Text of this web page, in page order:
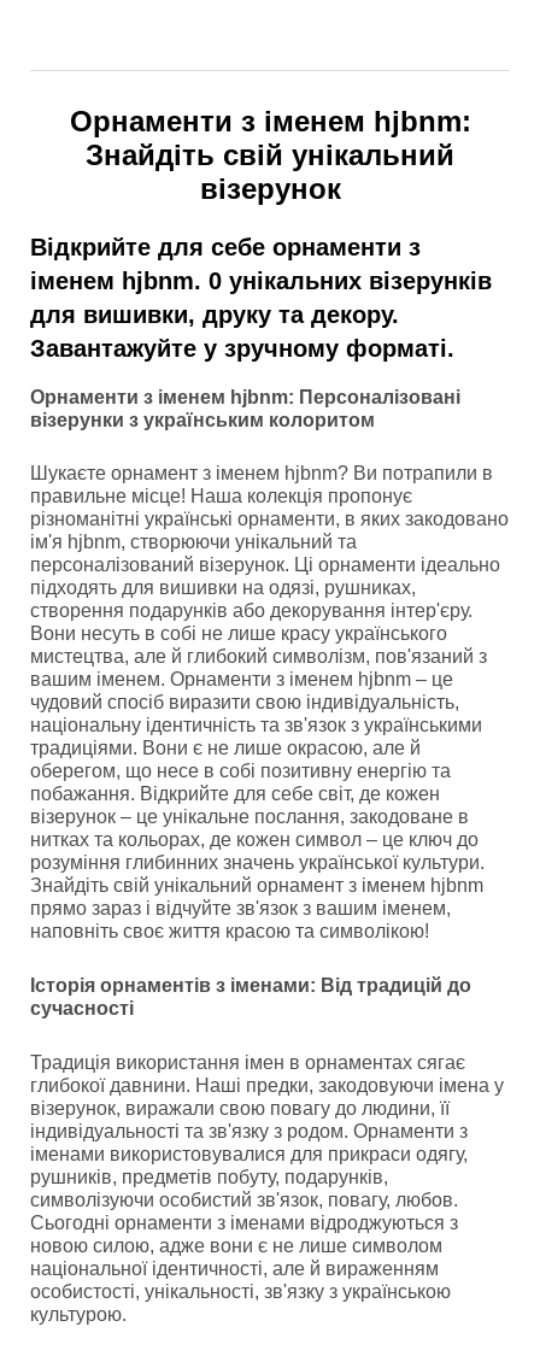
Орнаменти з іменем hjbnm:
Знайдіть свій унікальний
візерунок
Відкрийте для себе орнаменти з
іменем hjbnm. 0 унікальних візерунків
для вишивки, друку та декору.
Завантажуйте у зручному форматі.
Орнаменти з іменем hjbnm: Персоналізовані
візерунки з українським колоритом
Шукаєте орнамент з іменем hjbnm? Ви потрапили в
правильне місце! Наша колекція пропонує
різноманітні українські орнаменти, в яких закодовано
ім'я hjbnm, створюючи унікальний та
персоналізований візерунок. Ці орнаменти ідеально
підходять для вишивки на одязі, рушниках,
створення подарунків або декорування інтер'єру.
Вони несуть в собі не лише красу українського
мистецтва, але й глибокий символізм, пов'язаний з
вашим іменем. Орнаменти з іменем hjbnm – це
чудовий спосіб виразити свою індивідуальність,
національну ідентичність та зв'язок з українськими
традиціями. Вони є не лише окрасою, але й
оберегом, що несе в собі позитивну енергію та
побажання. Відкрийте для себе світ, де кожен
візерунок – це унікальне послання, закодоване в
нитках та кольорах, де кожен символ – це ключ до
розуміння глибинних значень української культури.
Знайдіть свій унікальний орнамент з іменем hjbnm
прямо зараз і відчуйте зв'язок з вашим іменем,
наповніть своє життя красою та символікою!
Історія орнаментів з іменами: Від традицій до
сучасності
Традиція використання імен в орнаментах сягає
глибокої давнини. Наші предки, закодовуючи імена у
візерунок, виражали свою повагу до людини, її
індивідуальності та зв'язку з родом. Орнаменти з
іменами використовувалися для прикраси одягу,
рушників, предметів побуту, подарунків,
символізуючи особистий зв'язок, повагу, любов.
Сьогодні орнаменти з іменами відроджуються з
новою силою, адже вони є не лише символом
національної ідентичності, але й вираженням
особистості, унікальності, зв'язку з українською
культурою.